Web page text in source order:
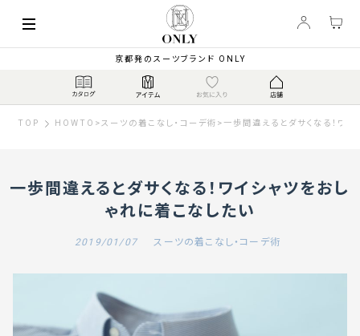
京都発のスーツブランド ONLY
TOP HOWTO >スーツの着こなし・コーデ術 >一歩間違えるとダサくなる！ワ
一歩間違えるとダサくなる！ワイシャツをおし
ゃれに着こなしたい
2019/01/07 スーツの着こなし・コーデ術